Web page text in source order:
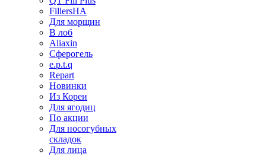
FillersHA
Для морщин
В лоб
Aliaxin
Сферогель
e.p.t.q
Repart
Новинки
Из Кореи
Для ягодиц
По акции
Для носогубных
складок
Для лица